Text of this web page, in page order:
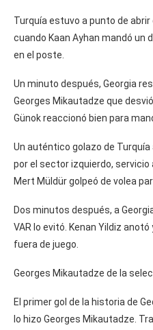
Turquía estuvo a punto de
cuando Kaan Ayhan mandó un
en el poste.
Un minuto después, Georgia
Georges Mikautadze que
Günok reaccionó bien para
Un auténtico golazo de
por el sector izquierdo, servicio
Mert Müldür golpeó de volea
Dos minutos después, a
VAR lo evitó. Kenan Yildiz
fuera de juego.
Georges Mikautadze de la
El primer gol de la historia de
lo hizo Georges Mikautadze.